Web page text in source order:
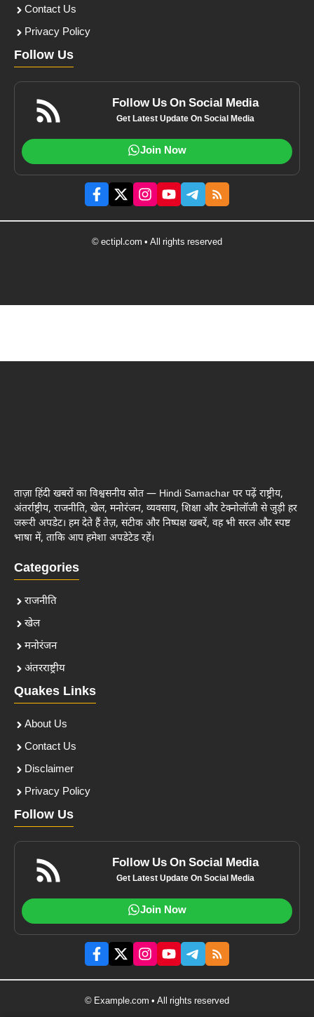
Contact Us
Privacy Policy
Follow Us
Follow Us On Social Media
Get Latest Update On Social Media
Join Now
© ectipl.com • All rights reserved
ताज़ा हिंदी खबरों का विश्वसनीय स्रोत — Hindi Samachar पर पढ़ें राष्ट्रीय,
अंतर्राष्ट्रीय, राजनीति, खेल, मनोरंजन, व्यवसाय, शिक्षा और टेक्नोलॉजी से जुड़ी हर
जरूरी अपडेट। हम देते हैं तेज़, सटीक और निष्पक्ष खबरें, वह भी सरल और स्पष्ट
भाषा में, ताकि आप हमेशा अपडेटेड रहें।
Categories
राजनीति
खेल
मनोरंजन
अंतरराष्ट्रीय
Quakes Links
About Us
Contact Us
Disclaimer
Privacy Policy
Follow Us
Follow Us On Social Media
Get Latest Update On Social Media
Join Now
© Example.com • All rights reserved